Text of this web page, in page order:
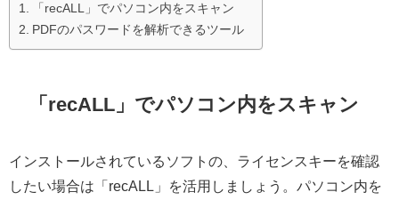
「recALL」でパソコン内をスキャン
PDFのパスワードを解析できるツール
「recALL」でパソコン内をスキャン
インストールされているソフトの、ライセンスキーを確認
したい場合は「recALL」を活用しましょう。パソコン内を